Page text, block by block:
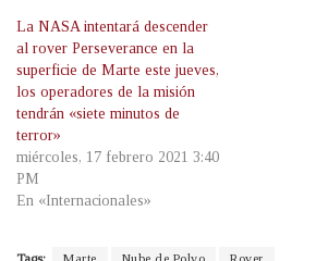
La NASA intentará descender
al rover Perseverance en la
superficie de Marte este jueves,
los operadores de la misión
tendrán «siete minutos de
terror»
miércoles, 17 febrero 2021 3:40
PM
En «Internacionales»